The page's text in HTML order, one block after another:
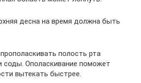
десна на время должна быть
полость рта
соды. Ополаскивание поможет
вытекать быстрее.